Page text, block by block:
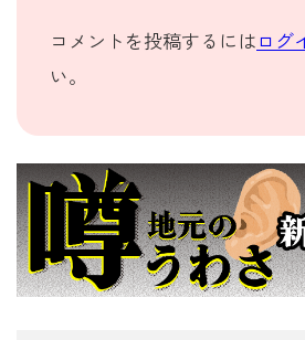
コメントを投稿するには ログ
い。